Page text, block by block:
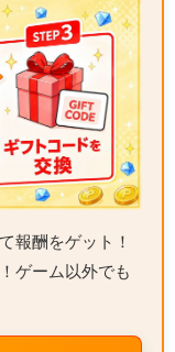
報酬をゲット！
ゲーム以外でも